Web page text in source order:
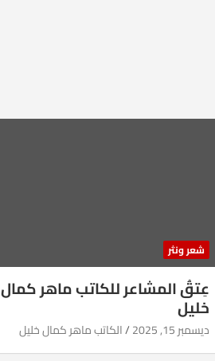
شعر ونثر
عِتقُ المشاعر للكاتب ماهر كمال
خليل
ديسمبر 15, 2025 الكاتب ماهر كمال خليل